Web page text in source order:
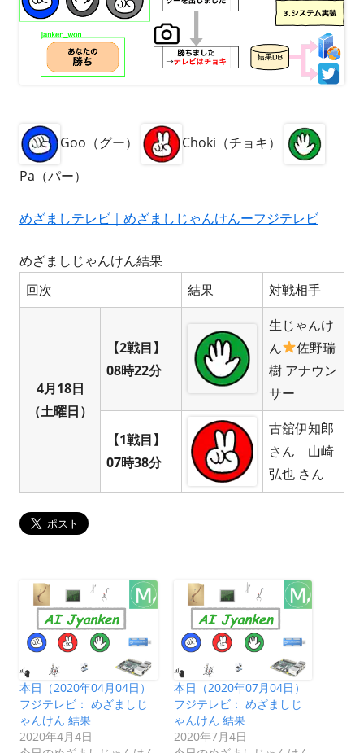
Goo（グー）
Choki（チョキ）
Pa（パー）
めざましテレビ｜めざましじゃんけんーフジテレビ
めざましじゃんけん結果
回次
結果 対戦相手
4月18日
（土曜日）
【2戦目】
08時22分
生じゃんけ
ん
佐野瑞
樹 アナウン
サー
【1戦目】
07時38分
古舘伊知郎
さん 山崎
弘也 さん
本日（2020年04月04日）
フジテレビ： めざましじ
ゃんけん 結果
2020年4月4日
本日（2020年07月04日）
フジテレビ： めざましじ
ゃんけん 結果
2020年7月4日